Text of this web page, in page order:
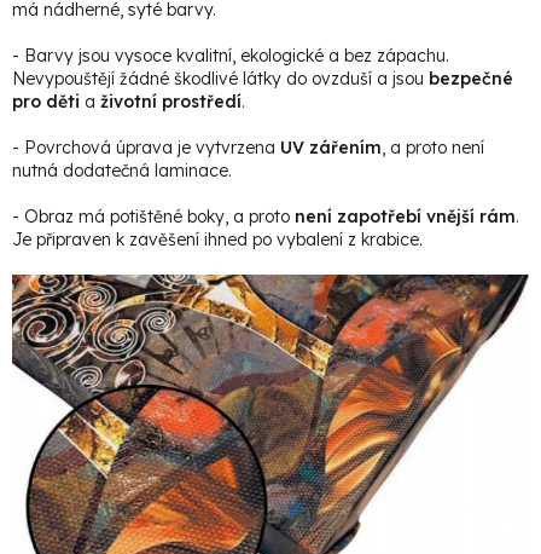
má nádherné, syté barvy.
- Barvy jsou vysoce kvalitní, ekologické a bez zápachu.
Nevypouštějí žádné škodlivé látky do ovzduší a jsou bezpečné
pro děti a životní prostředí.
- Povrchová úprava je vytvrzena UV zářením, a proto není
nutná dodatečná laminace.
- Obraz má potištěné boky, a proto není zapotřebí vnější rám.
Je připraven k zavěšení ihned po vybalení z krabice.